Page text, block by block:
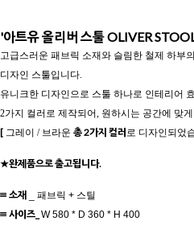
'아트유 올리버 스툴 OLIVER
고급스러운 패브릭 소재와 슬림한 철제 하부
디자인 스툴입니다.
유니크한 디자인으로 스툴 하나로 인테리어
2가지 컬러로 제작되어, 원하시는 공간에 맞
[ 그레이 / 브라운 총 2가지 컬러 로 디자인되었
★완제품으로 출고됩니다.
≡ 소재 _ 패브릭 + 스틸
≡ 사이즈 W 580 * D 360 * H 400